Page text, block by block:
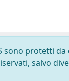
sono protetti
salvo